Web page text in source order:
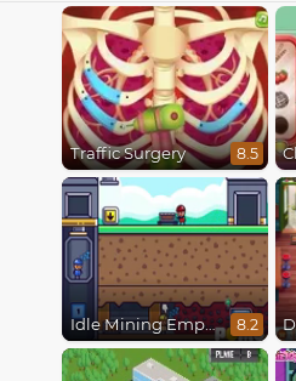
Traffic Surgery 8.5
Idle Mining Empire 8.2